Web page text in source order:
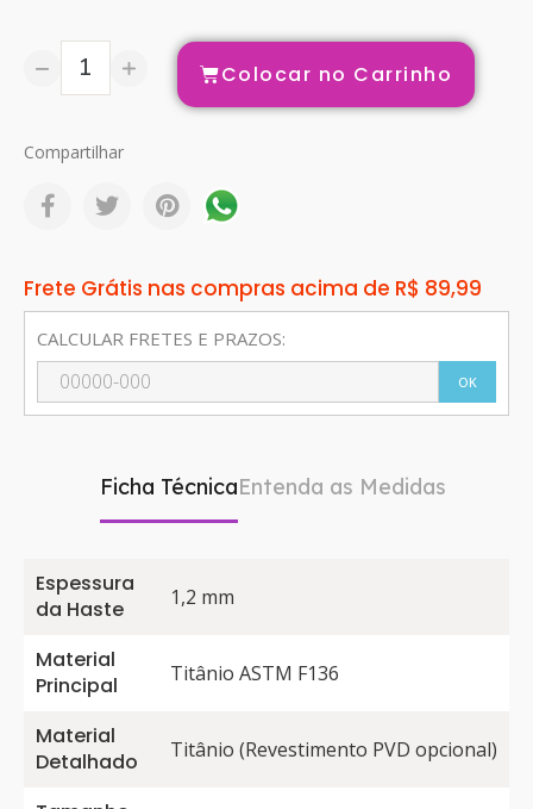
Colocar no Carrinho
Compartilhar
Frete Grátis nas compras acima de R$ 89,99
CALCULAR FRETES E PRAZOS:
OK
Ficha TécnicaEntenda as Medidas
Espessura
da Haste
1,2 mm
Material
Principal
Titânio ASTM F136
Material
Detalhado
Titânio (Revestimento PVD opcional)